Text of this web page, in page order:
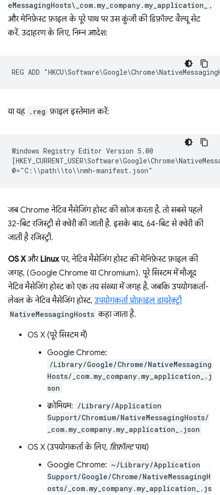
eMessagingHosts\_com.my_company.my_application_
,
और मेनिफ़ेस्ट फ़ाइल के पूरे पाथ पर उस कुंजी की डिफ़ॉल्ट वैल्यू सेट
करें. उदाहरण के लिए, निम्न आदेश:
या यह .reg फ़ाइल इस्तेमाल करें:
Windows Registry Editor Version 5.00
जब Chrome नेटिव मैसेजिंग होस्ट की खोज करता है, तो सबसे पहले
32-बिट रजिस्ट्री से क्वेरी की जाती है. इसके बाद, 64-बिट से क्वेरी की
जाती है रजिस्ट्री.
OS Xऔर Linuxपर, नेटिव मैसेजिंग होस्ट की मेनिफ़ेस्ट फ़ाइल की
जगह, (Google Chrome या Chromium). पूरे सिस्टम में मौजूद
नेटिव मैसेजिंग होस्ट को एक तय संख्या में जगह है, जबकि उपयोगकर्ता-
लेवल के नेटिव मैसेजिंग होस्ट, उपयोगकर्ता प्रोफ़ाइल डायरेक्ट्री
NativeMessagingHosts कहा जाता है.
OS X (पूरे सिस्टम में)
Google Chrome:
/Library/Google/Chrome/NativeMessaging
Hosts/_com.my_company.my_application_.j
son
क्रोमियम: /Library/Application
Support/Chromium/NativeMessagingHosts/
_com.my_company.my_application_.json
OS X (उपयोगकर्ता के लिए, डिफ़ॉल्टपाथ)
Google Chrome: ~/Library/Application
Support/Google/Chrome/NativeMessagingH
osts/_com.my_company.my_application_.js